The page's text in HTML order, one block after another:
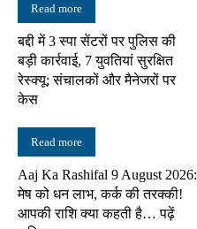
Read more
बद्दी में 3 स्पा सेंटरों पर पुलिस की
बड़ी कार्रवाई, 7 युवतियां सुरक्षित
रेस्क्यू; संचालकों और मैनेजरों पर
केस
Read more
Aaj Ka Rashifal 9 August 2026:
मेष को धन लाभ, कर्क की तरक्की!
आपकी राशि क्या कहती है… पढ़ें